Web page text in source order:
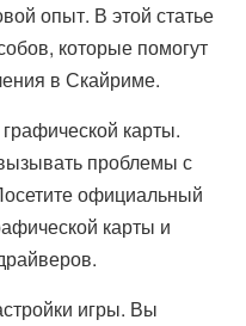
опыт. В этой статье
которые помогут
в Скайриме.
карты.
проблемы с
официальный
карты и
игры. Вы